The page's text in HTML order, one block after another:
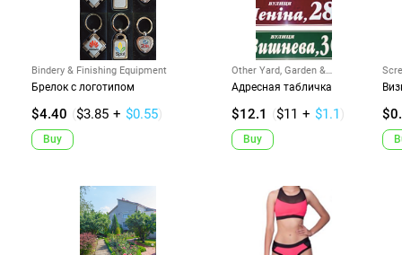
Bindery & Finishing Equipment
Брелок с логотипом
$4.40 ($3.85 + $0.55)
Buy
Other Yard, Garden &
Outdoor
Адресная табличка
$12.1 ($11 + $1.1 )
Buy